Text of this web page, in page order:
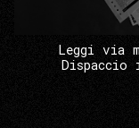
Leggi via
Dispaccio